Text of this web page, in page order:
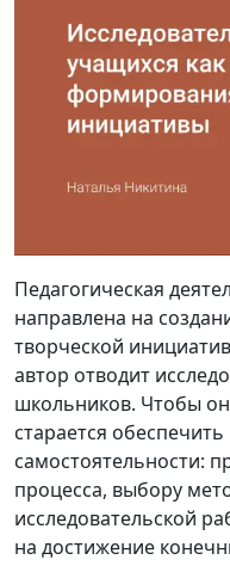
Педагогическая
направлена на
творческой
автор отводит
школьников. Чтобы
старается
самостоятельности:
процесса, выбору
исследовательской
на достижение